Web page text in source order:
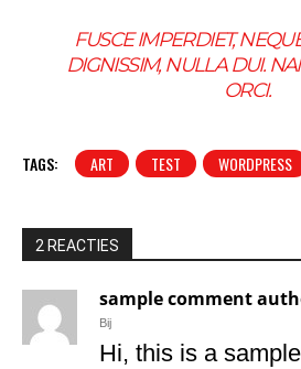
FUSCE IMPERDIET,
DIGNISSIM, NULLA DUI.
ORCI.
TAGS: ART TEST WORDPRESS
2 REACTIES
sample comment
Bij
Hi, this is a